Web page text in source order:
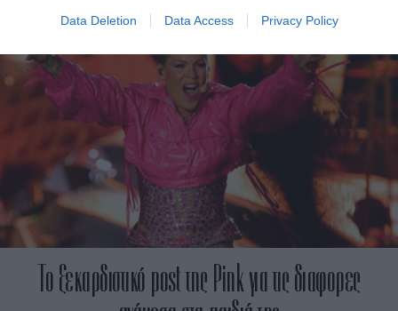
Data Deletion Data Access Privacy Policy
Το ξεκαρδιστικό post της Pink για τις διαφορες